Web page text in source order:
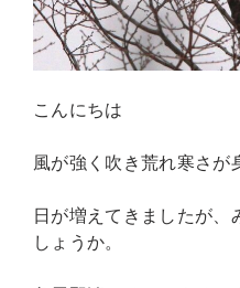
こんにちは
風が強く吹き荒れ寒さが
日が増えてきましたが、
しょうか。